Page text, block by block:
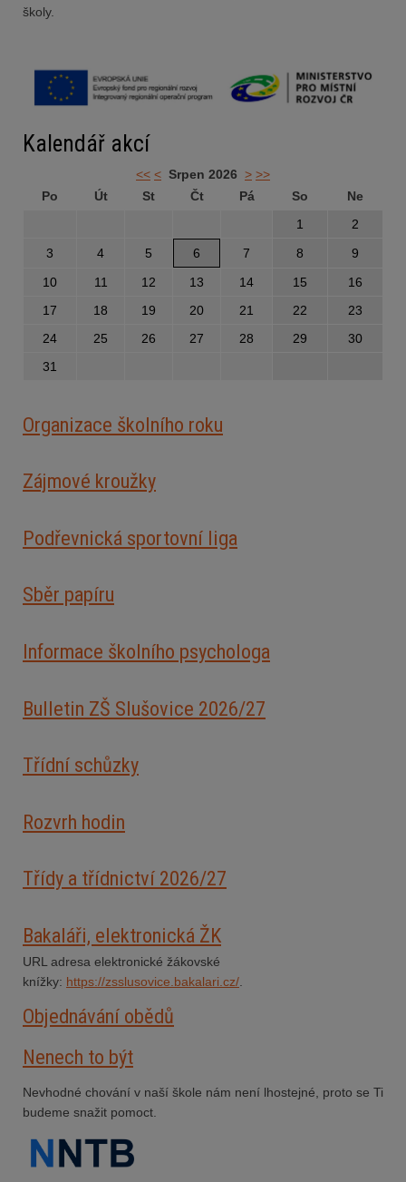
školy.
Kalendář akcí
<< < Srpen 2026 > >>
Po
Út St Čt Pá So
Ne
1
2
3
4 5 6 7 8
9
10
11 12 13 14 15
16
17
18 19 20 21 22
23
24
25 26 27 28 29
30
31
Organizace školního roku
Zájmové kroužky
Podřevnická sportovní liga
Sběr papíru
Informace školního psychologa
Bulletin ZŠ Slušovice 2026/27
Třídní schůzky
Rozvrh hodin
Třídy a třídnictví 2026/27
Bakaláři, elektronická ŽK
URL adresa elektronické žákovské
knížky: https://zsslusovice.bakalari.cz/.
Objednávání obědů
Nenech to být
Nevhodné chování v naší škole nám není lhostejné, proto se Ti
budeme snažit pomoct.